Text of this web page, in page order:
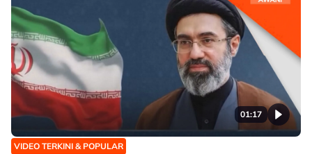
01:17
VIDEO TERKINI & POPULAR